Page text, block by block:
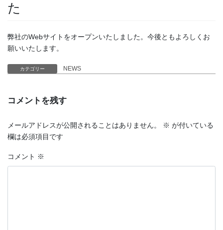
た
弊社のWebサイトをオープンいたしました。今後ともよろしくお
願いいたします。
カテゴリー NEWS
コメントを残す
メールアドレスが公開されることはありません。 ※ が付いている
欄は必須項目です
コメント ※